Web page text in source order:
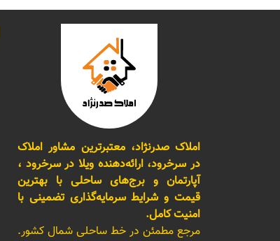
املاک صدرنژاد، معتبرترین مشاور املاک
در سرخرود، ارائه‌دهنده ویلا در سرخرود ،
آپارتمان و برج‌های ساحلی با بهترین
قیمت و شرایط سرمایه‌گذاری تضمینی با
امنیت کامل.
مرجع مطمئن در خط ساحلی شمال کشور.